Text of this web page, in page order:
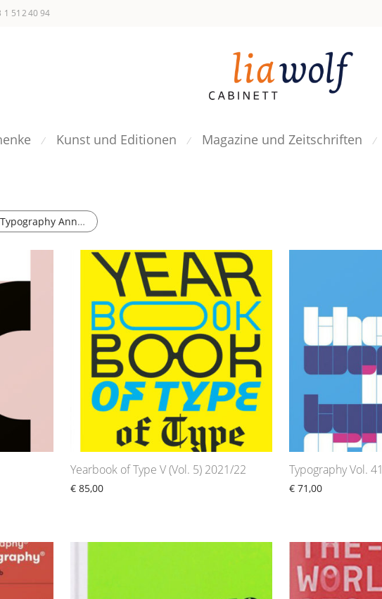
1 512 40 94
⁄ Kunst und Editionen ⁄ Magazine und Zeitschriften ⁄
Annual”
Yearbook of Type V (Vol. 5) 2021/22
€ 85,00
Typography Vol. 41
€ 71,00